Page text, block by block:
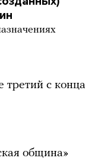
третий с конца
община»